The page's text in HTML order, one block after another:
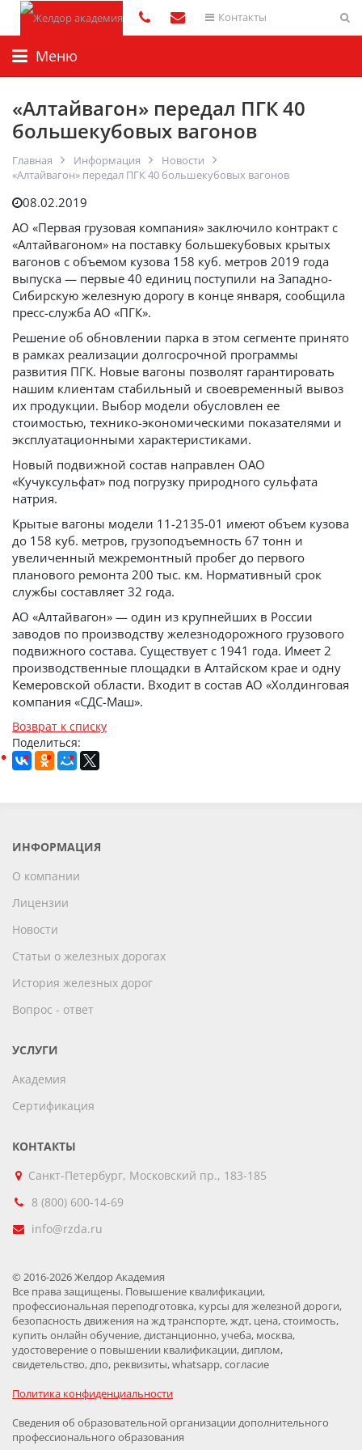
Контакты
Меню
«Алтайвагон» передал ПГК 40
большекубовых вагонов
Главная Информация
Новости
«Алтайвагон» передал ПГК 40 большекубовых вагонов
08.02.2019
АО «Первая грузовая компания» заключило контракт с
«Алтайвагоном» на поставку большекубовых крытых
вагонов с объемом кузова 158 куб. метров 2019 года
выпуска — первые 40 единиц поступили на Западно-
Сибирскую железную дорогу в конце января, сообщила
пресс-служба АО «ПГК».
Решение об обновлении парка в этом сегменте принято
в рамках реализации долгосрочной программы
развития ПГК. Новые вагоны позволят гарантировать
нашим клиентам стабильный и своевременный вывоз
их продукции. Выбор модели обусловлен ее
стоимостью, технико-экономическими показателями и
эксплуатационными характеристиками.
Новый подвижной состав направлен ОАО
«Кучуксульфат» под погрузку природного сульфата
натрия.
Крытые вагоны модели 11-2135-01 имеют объем кузова
до 158 куб. метров, грузоподъемность 67 тонн и
увеличенный межремонтный пробег до первого
планового ремонта 200 тыс. км. Нормативный срок
службы составляет 32 года.
АО «Алтайвагон» — один из крупнейших в России
заводов по производству железнодорожного грузового
подвижного состава. Существует с 1941 года. Имеет 2
производственные площадки в Алтайском крае и одну
Кемеровской области. Входит в состав АО «Холдинговая
компания «СДС-Маш».
Возврат к списку
Поделиться:
ИНФОРМАЦИЯ
О компании
Лицензии
Новости
Статьи о железных дорогах
История железных дорог
Вопрос - ответ
УСЛУГИ
Академия
Сертификация
КОНТАКТЫ
Санкт-Петербург, Московский пр., 183-185
8 (800) 600-14-69
info@rzda.ru
© 2016-2026 Желдор Академия
Все права защищены. Повышение квалификации,
профессиональная переподготовка, курсы для железной дороги,
безопасность движения на жд транспорте, ждт, цена, стоимость,
купить онлайн обучение, дистанционно, учеба, москва,
удостоверение о повышении квалификации, диплом,
свидетельство, дпо, реквизиты, whatsapp, согласие
Политика конфиденциальности
Сведения об образовательной организации дополнительного
профессионального образования